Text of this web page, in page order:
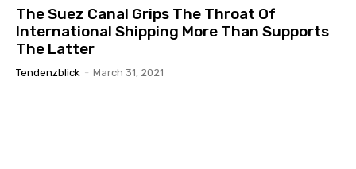
The Suez Canal Grips The Throat Of
International Shipping More Than Supports
The Latter
Tendenzblick - March 31, 2021